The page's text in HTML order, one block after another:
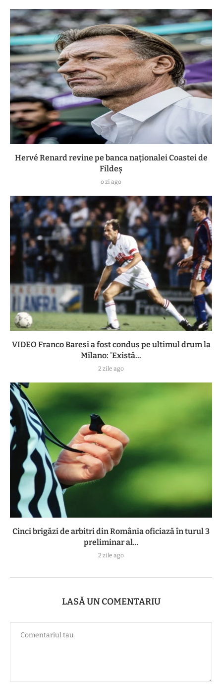
Hervé Renard revine pe banca naționalei Coastei de
Fildeș
o zi ago
VIDEO Franco Baresi a fost condus pe ultimul drum la
Milano: 'Există...
2 zile ago
Cinci brigăzi de arbitri din România oficiază în turul 3
preliminar al...
2 zile ago
LASĂ UN COMENTARIU